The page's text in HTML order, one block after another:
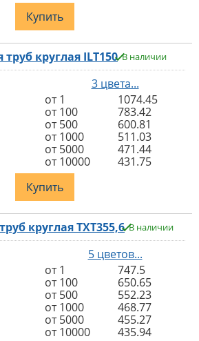
Купить
круглая ILT150 В наличии
3 цвета...
от 1
1074.45
от 100
783.42
от 500
600.81
от 1000
511.03
от 5000
471.44
от 10000
431.75
Купить
круглая TXT355,6 В наличии
5 цветов...
от 1
747.5
от 100
650.65
от 500
552.23
от 1000
468.77
от 5000
455.27
от 10000
435.94